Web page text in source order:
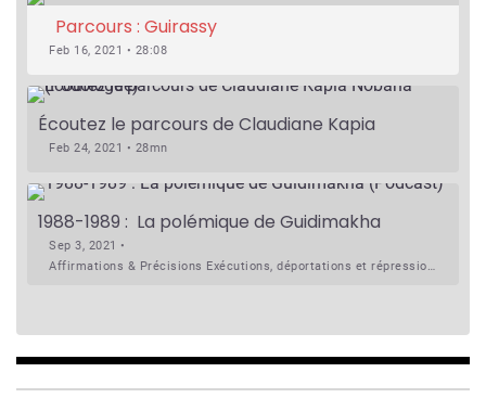
Parcours : Guirassy
Feb 16, 2021 • 28:08
Écoutez le parcours de Claudiane Kapia
Nobana (Podologue)
Feb 24, 2021 • 28mn
1988-1989 :  La polémique de Guidimakha
(Podcast)
Sep 3, 2021 •
Affirmations & Précisions Exécutions, déportations et répressions au Guidimakha (sud de la Mauritanie) de 1989 /1990 Peut-on les oublier nos victimes ? Au cours de nos recherches de mémoire de maîtrise (1997) intitulé (,), nous avons enquêté sur les noms des personnes victimes (mortes, rescapées et déportées) lors des événements…